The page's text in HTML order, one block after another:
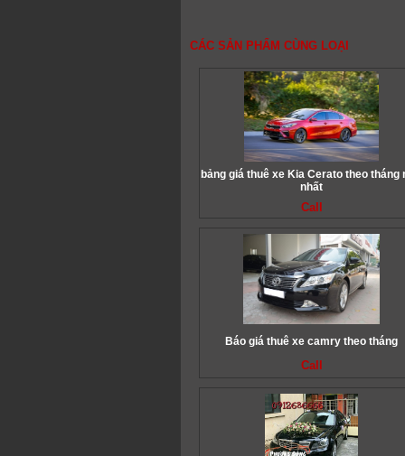
CÁC SẢN PHẨM CÙNG LOẠI
bảng giá thuê xe Kia Cerato theo tháng
nhất
Call
Báo giá thuê xe camry theo tháng
Call